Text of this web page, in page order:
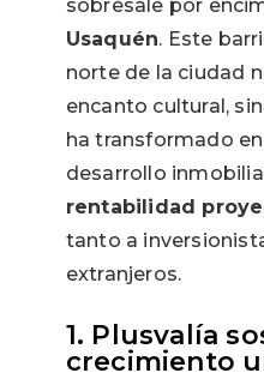
sobresale por
Usaquén. Este
norte de la ciudad
encanto cultural,
ha transformado
desarrollo
rentabilidad
tanto a
extranjeros.
1. Plusvalía
crecimiento